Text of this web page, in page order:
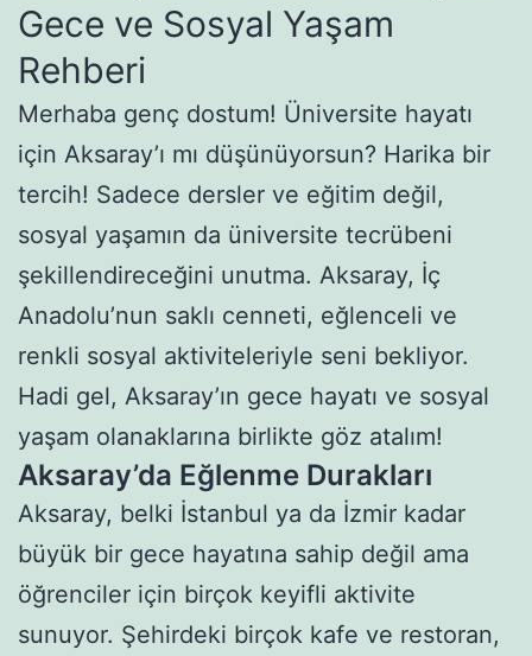
Gece ve Sosyal Yaşam
Rehberi
Merhaba genç dostum! Üniversite hayatı
için Aksaray’ı mı düşünüyorsun? Harika bir
tercih! Sadece dersler ve eğitim değil,
sosyal yaşamın da üniversite tecrübeni
şekillendireceğini unutma. Aksaray, İç
Anadolu’nun saklı cenneti, eğlenceli ve
renkli sosyal aktiviteleriyle seni bekliyor.
Hadi gel, Aksaray’ın gece hayatı ve sosyal
yaşam olanaklarına birlikte göz atalım!
Aksaray’da Eğlenme Durakları
Aksaray, belki İstanbul ya da İzmir kadar
büyük bir gece hayatına sahip değil ama
öğrenciler için birçok keyifli aktivite
sunuyor. Şehirdeki birçok kafe ve restoran,